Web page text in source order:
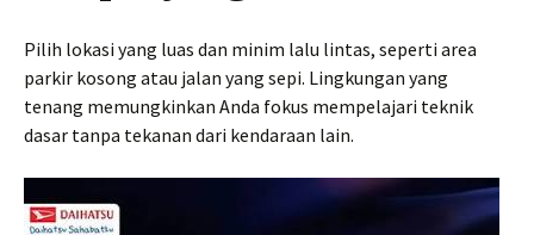
Pilih lokasi yang luas dan minim lalu lintas, seperti area
parkir kosong atau jalan yang sepi. Lingkungan yang
tenang memungkinkan Anda fokus mempelajari teknik
dasar tanpa tekanan dari kendaraan lain.